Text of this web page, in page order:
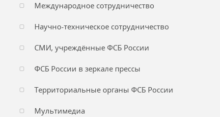
Международное сотрудничество
Научно-техническое сотрудничество
СМИ, учреждённые ФСБ России
ФСБ России в зеркале прессы
Территориальные органы ФСБ России
Мультимедиа